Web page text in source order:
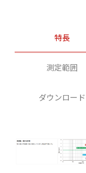
特長
測定範囲
ダウンロード